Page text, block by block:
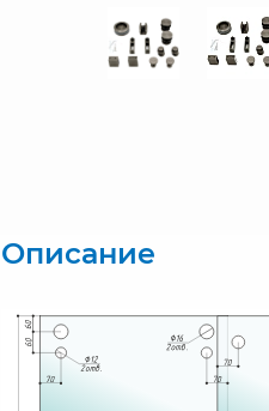
Описание